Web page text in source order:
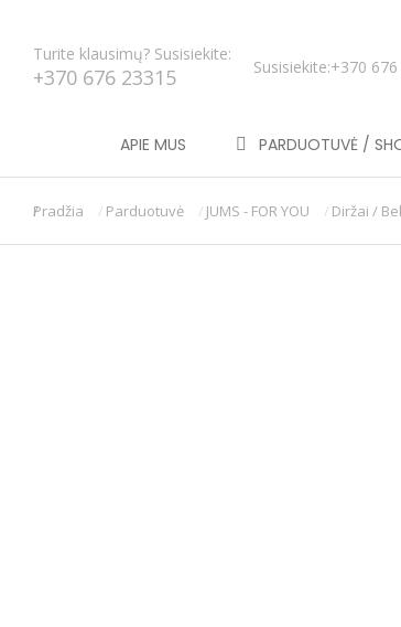
Turite klausimų? Susisiekite:
+370 676 23315 Susisiekite:+370
APIE MUS PARDUOTUVĖ /
You are here:
Pradžia Parduotuvė JUMS - FOR YOU Diržai /